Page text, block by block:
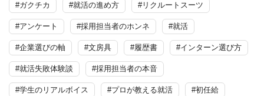
#ガクチカ #就活の進め方 #リクルートスーツ
#アンケート #採用担当者のホンネ #就活
#企業選びの軸 #文房具 #履歴書 #インターン選び方
#就活失敗体験談 #採用担当者の本音
#学生のリアルボイス #プロが教える就活 #初任給